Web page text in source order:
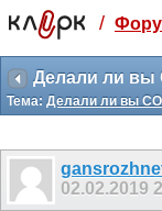
Святые
прекрасен:)
месяц
3 месяца
259
₽
-10%
/
Делали ли вы
Тема: Делали ли вы
02.02.2019